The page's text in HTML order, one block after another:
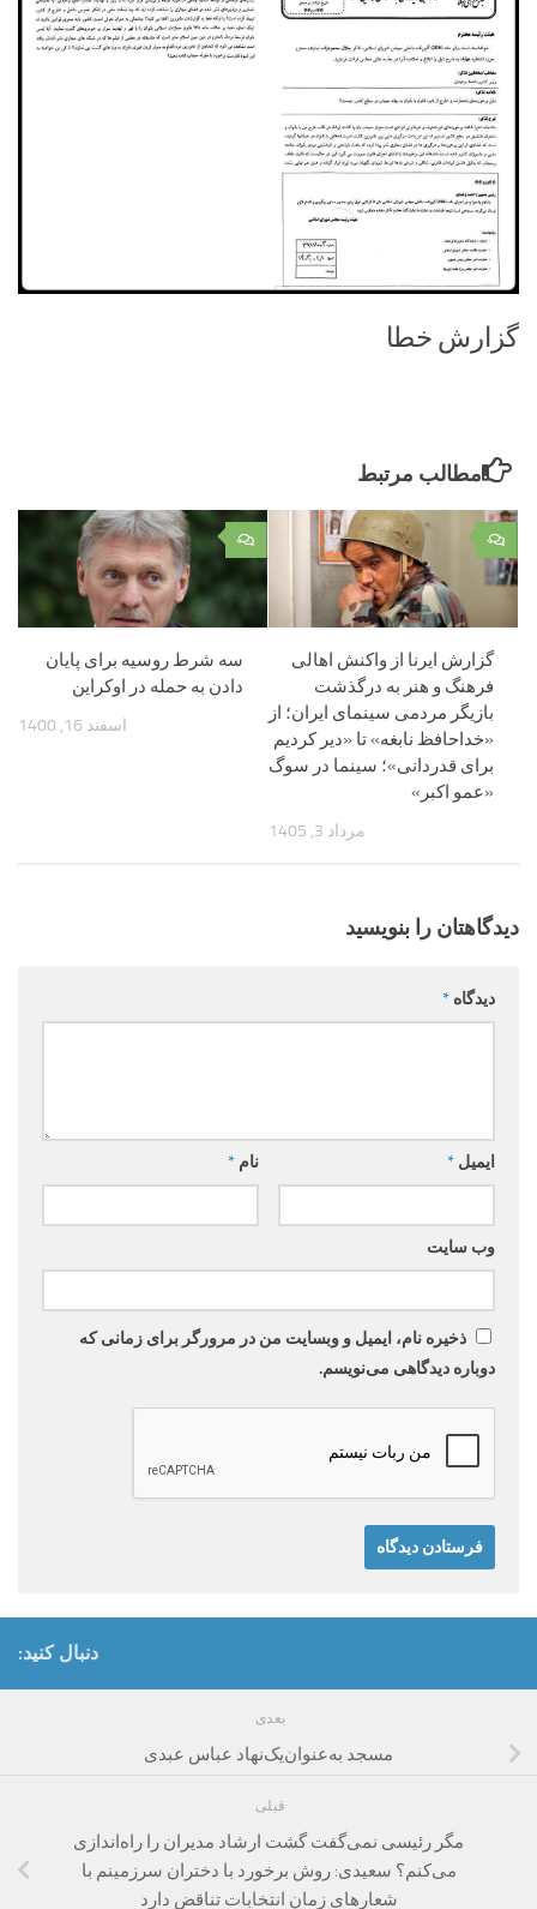
گزارش خطا
مطالب مرتبط
۰
سه شرط روسیه برای پایان
دادن به حمله در اوکراین
اسفند 16, 1400
۰
گزارش ایرنا از واکنش اهالی
فرهنگ و هنر به درگذشت
بازیگر مردمی سینمای ایران؛ از
«خداحافظ نابغه» تا «دیر کردیم
برای قدردانی»؛ سینما در سوگ
«عمو اکبر»
مرداد 3, 1405
دیدگاهتان را بنویسید
دیدگاه *
نام * ایمیل *
وب‌ سایت
ذخیره نام، ایمیل و وبسایت من در مرورگر برای زمانی که
دوباره دیدگاهی می‌نویسم.
دنبال کنید:
بعدی
مسجد به‌عنوان‌یک‌نهاد عباس عبدی
قبلی
مگر رئیسی نمی‌گفت گشت ارشاد مدیران را راه‌اندازی
می‌کنم؟ سعیدی: روش برخورد با دختران سرزمینم با
شعار‌های زمان انتخابات تناقض دارد